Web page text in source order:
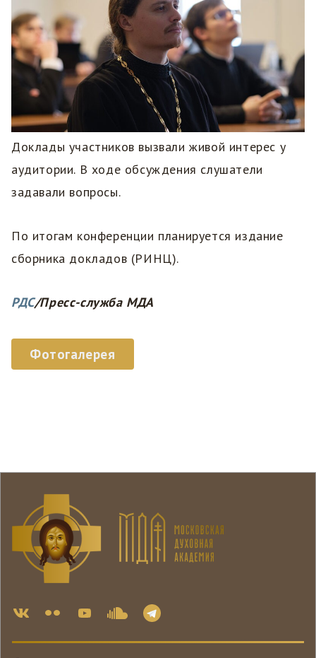
Доклады участников вызвали живой интерес у
аудитории. В ходе обсуждения слушатели
задавали вопросы.
По итогам конференции планируется издание
сборника докладов (РИНЦ).
РДС/Пресс-служба МДА
Фотогалерея